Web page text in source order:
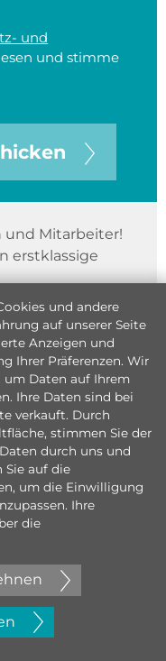
und
und stimme
Mitarbeiter!
erstklassige
und andere
auf unserer Seite
Anzeigen und
Ihrer Präferenzen. Wir
Daten auf Ihrem
Ihre Daten sind bei
verkauft. Durch
stimmen Sie der
durch uns und
Sie auf die
um die Einwilligung
Ihre
die